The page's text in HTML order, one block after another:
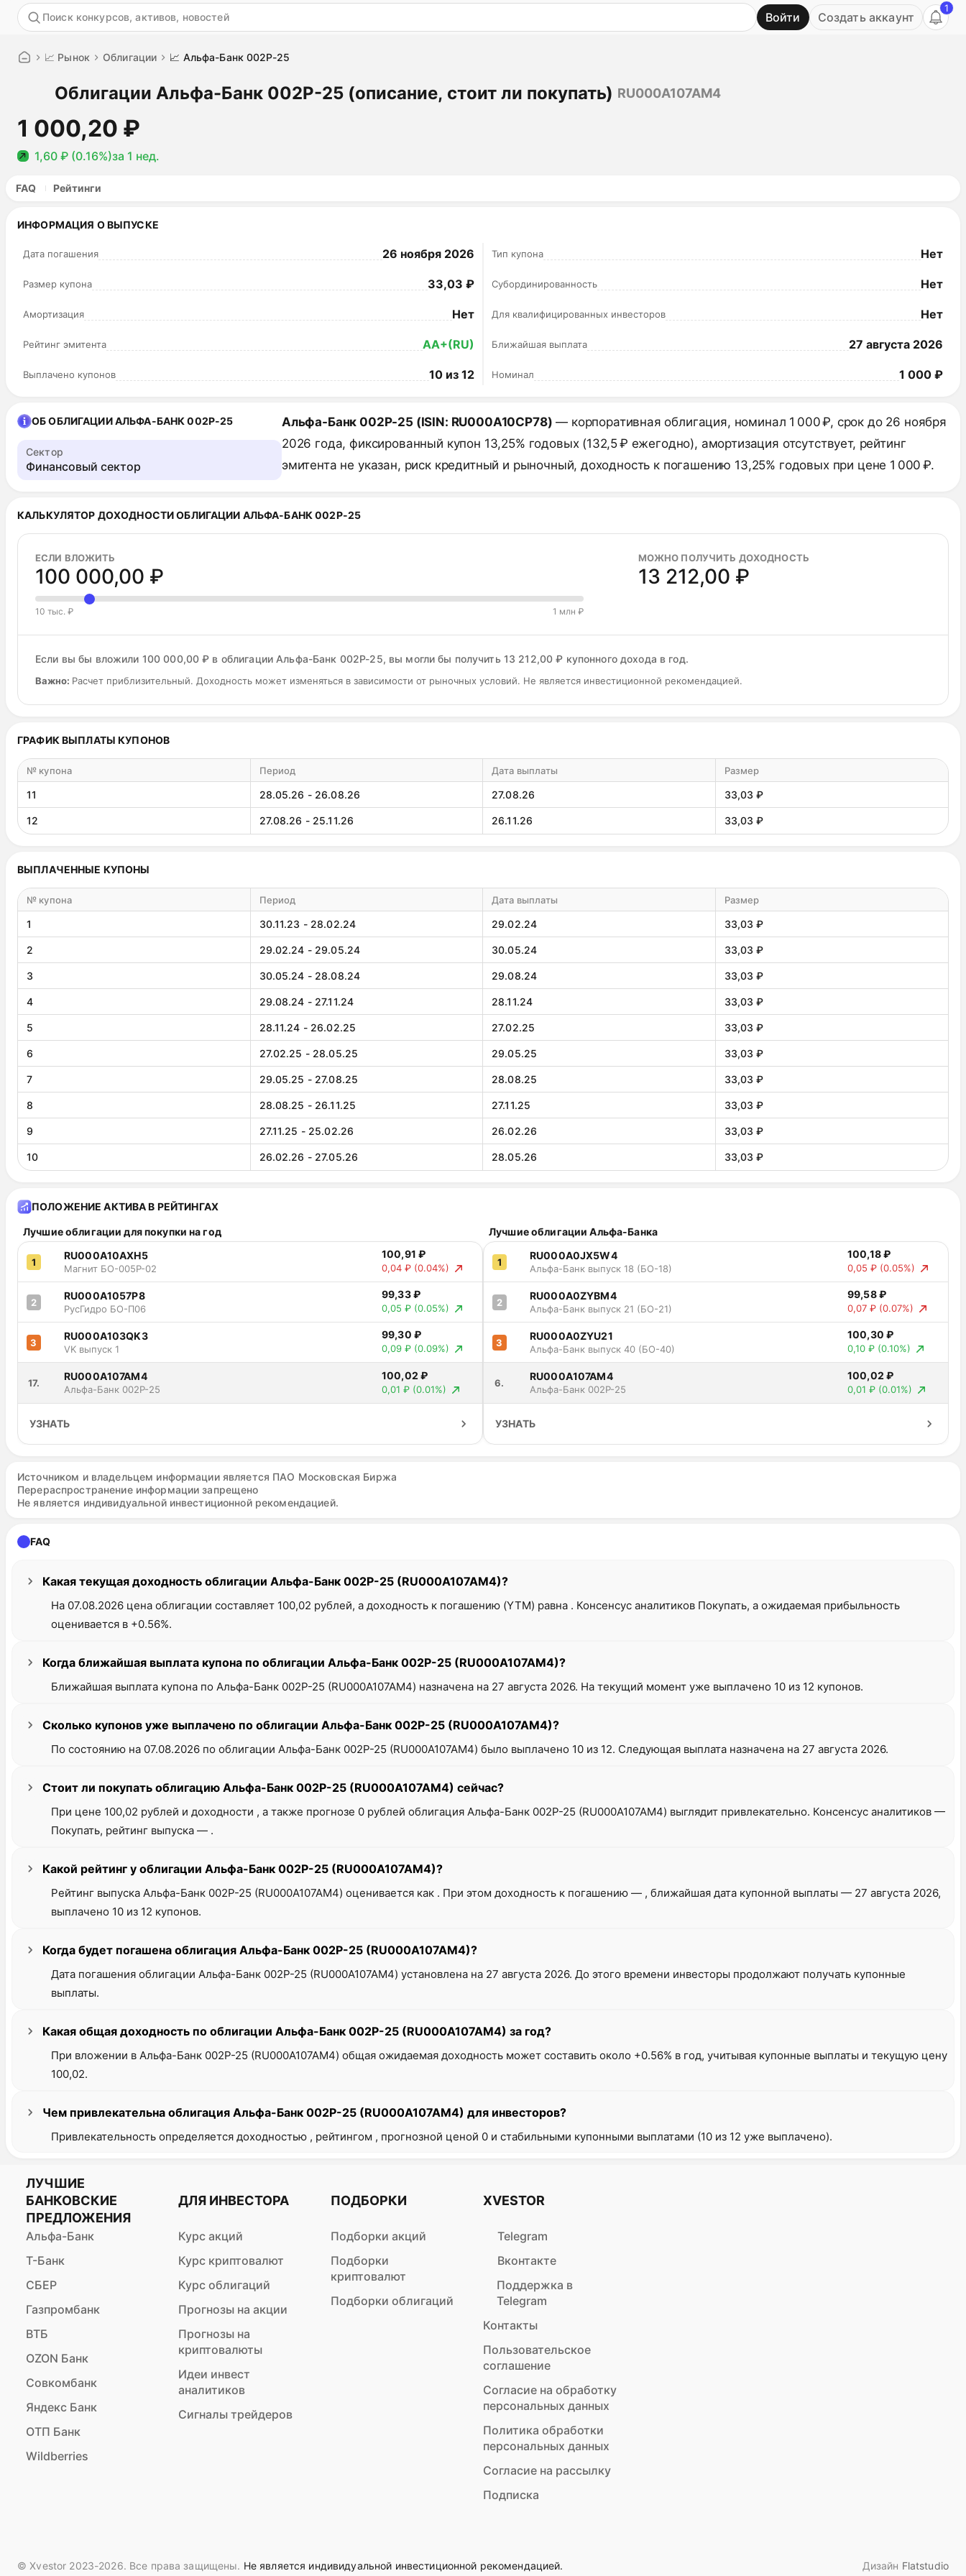
Войти Создать аккаунт
1
📈 Рынок Облигации 📈 Альфа-Банк 002Р-25
Облигации Альфа-Банк 002Р-25 (описание, стоит ли покупать) RU000A107AM4
1 000,20 ₽
1,60 ₽ (0.16%)за 1 нед.
FAQ Рейтинги
ИНФОРМАЦИЯ О ВЫПУСКЕ
Дата погашения 26 ноября 2026 Тип купона Нет
Размер купона 33,03 ₽ Субординированность Нет
Амортизация Нет Для квалифицированных инвесторов Нет
Рейтинг эмитента AA+(RU) Ближайшая выплата 27 августа 2026
Выплачено купонов 10 из 12 Номинал 1 000 ₽
ОБ ОБЛИГАЦИИ АЛЬФА-БАНК 002Р-25
Сектор
Финансовый сектор
Альфа-Банк 002P-25 (ISIN: RU000A10CP78) — корпоративная облигация, номинал 1 000 ₽, срок до 26 ноября
2026 года, фиксированный купон 13,25% годовых (132,5 ₽ ежегодно), амортизация отсутствует, рейтинг
эмитента не указан, риск кредитный и рыночный, доходность к погашению 13,25% годовых при цене 1 000 ₽.
КАЛЬКУЛЯТОР ДОХОДНОСТИ ОБЛИГАЦИИ АЛЬФА-БАНК 002Р-25
ЕСЛИ ВЛОЖИТЬ
100 000,00 ₽
10 тыс. ₽ 1 млн ₽
МОЖНО ПОЛУЧИТЬ ДОХОДНОСТЬ
13 212,00 ₽
Если вы бы вложили 100 000,00 ₽ в облигации Альфа-Банк 002Р-25, вы могли бы получить 13 212,00 ₽ купонного дохода в год.
Важно: Расчет приблизительный. Доходность может изменяться в зависимости от рыночных условий. Не является инвестиционной рекомендацией.
ГРАФИК ВЫПЛАТЫ КУПОНОВ
№ купона Период Дата выплаты Размер
11 28.05.26 - 26.08.26 27.08.26 33,03 ₽
12 27.08.26 - 25.11.26 26.11.26 33,03 ₽
ВЫПЛАЧЕННЫЕ КУПОНЫ
№ купона Период Дата выплаты Размер
1 30.11.23 - 28.02.24 29.02.24 33,03 ₽
2 29.02.24 - 29.05.24 30.05.24 33,03 ₽
3 30.05.24 - 28.08.24 29.08.24 33,03 ₽
4 29.08.24 - 27.11.24 28.11.24 33,03 ₽
5 28.11.24 - 26.02.25 27.02.25 33,03 ₽
6 27.02.25 - 28.05.25 29.05.25 33,03 ₽
7 29.05.25 - 27.08.25 28.08.25 33,03 ₽
8 28.08.25 - 26.11.25 27.11.25 33,03 ₽
9 27.11.25 - 25.02.26 26.02.26 33,03 ₽
10 26.02.26 - 27.05.26 28.05.26 33,03 ₽
ПОЛОЖЕНИЕ АКТИВА В РЕЙТИНГАХ
Лучшие облигации для покупки на год
1
RU000A10AXH5
Магнит БО-005Р-02
100,91 ₽
0,04 ₽ (0.04%)
2
RU000A1057P8
РусГидро БО-П06
99,33 ₽
0,05 ₽ (0.05%)
3
RU000A103QK3
VK выпуск 1
99,30 ₽
0,09 ₽ (0.09%)
17.
RU000A107AM4
Альфа-Банк 002Р-25
100,02 ₽
0,01 ₽ (0.01%)
УЗНАТЬ
​​Лучшие облигации Альфа-Банка
1
RU000A0JX5W4
Альфа-Банк выпуск 18 (БО-18)
100,18 ₽
0,05 ₽ (0.05%)
2
RU000A0ZYBM4
Альфа-Банк выпуск 21 (БО-21)
99,58 ₽
0,07 ₽ (0.07%)
3
RU000A0ZYU21
Альфа-Банк выпуск 40 (БО-40)
100,30 ₽
0,10 ₽ (0.10%)
6.
RU000A107AM4
Альфа-Банк 002Р-25
100,02 ₽
0,01 ₽ (0.01%)
УЗНАТЬ
Источником и владельцем информации является ПАО Московская Биржа
Перераспространение информации запрещено
Не является индивидуальной инвестиционной рекомендацией.
FAQ
Какая текущая доходность облигации Альфа-Банк 002Р-25 (RU000A107AM4)?
На 07.08.2026 цена облигации составляет 100,02 рублей, а доходность к погашению (YTM) равна . Консенсус аналитиков Покупать, а ожидаемая прибыльность
оценивается в +0.56%.
Когда ближайшая выплата купона по облигации Альфа-Банк 002Р-25 (RU000A107AM4)?
Ближайшая выплата купона по Альфа-Банк 002Р-25 (RU000A107AM4) назначена на 27 августа 2026. На текущий момент уже выплачено 10 из 12 купонов.
Сколько купонов уже выплачено по облигации Альфа-Банк 002Р-25 (RU000A107AM4)?
По состоянию на 07.08.2026 по облигации Альфа-Банк 002Р-25 (RU000A107AM4) было выплачено 10 из 12. Следующая выплата назначена на 27 августа 2026.
Стоит ли покупать облигацию Альфа-Банк 002Р-25 (RU000A107AM4) сейчас?
При цене 100,02 рублей и доходности , а также прогнозе 0 рублей облигация Альфа-Банк 002Р-25 (RU000A107AM4) выглядит привлекательно. Консенсус аналитиков —
Покупать, рейтинг выпуска — .
Какой рейтинг у облигации Альфа-Банк 002Р-25 (RU000A107AM4)?
Рейтинг выпуска Альфа-Банк 002Р-25 (RU000A107AM4) оценивается как . При этом доходность к погашению — , ближайшая дата купонной выплаты — 27 августа 2026,
выплачено 10 из 12 купонов.
Когда будет погашена облигация Альфа-Банк 002Р-25 (RU000A107AM4)?
Дата погашения облигации Альфа-Банк 002Р-25 (RU000A107AM4) установлена на 27 августа 2026. До этого времени инвесторы продолжают получать купонные
выплаты.
Какая общая доходность по облигации Альфа-Банк 002Р-25 (RU000A107AM4) за год?
При вложении в Альфа-Банк 002Р-25 (RU000A107AM4) общая ожидаемая доходность может составить около +0.56% в год, учитывая купонные выплаты и текущую цену
100,02.
Чем привлекательна облигация Альфа-Банк 002Р-25 (RU000A107AM4) для инвесторов?
Привлекательность определяется доходностью , рейтингом , прогнозной ценой 0 и стабильными купонными выплатами (10 из 12 уже выплачено).
ЛУЧШИЕ
БАНКОВСКИЕ
ПРЕДЛОЖЕНИЯ
Альфа-Банк
Т-Банк
СБЕР
Газпромбанк
ВТБ
OZON Банк
Совкомбанк
Яндекс Банк
ОТП Банк
Wildberries
ДЛЯ ИНВЕСТОРА
Курс акций
Курс криптовалют
Курс облигаций
Прогнозы на акции
Прогнозы на
криптовалюты
Идеи инвест
аналитиков
Сигналы трейдеров
ПОДБОРКИ
Подборки акций
Подборки
криптовалют
Подборки облигаций
XVESTOR
Telegram
Вконтакте
Поддержка в
Telegram
Контакты
Пользовательское
соглашение
Согласие на обработку
персональных данных
Политика обработки
персональных данных
Согласие на рассылку
Подписка
© Xvestor 2023-2026. Все права защищены. Не является индивидуальной инвестиционной рекомендацией. Дизайн Flatstudio